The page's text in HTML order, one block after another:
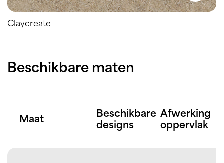
Claycreate
Beschikbare maten
Maat
Beschikbare
designs
Afwerking
oppervlak